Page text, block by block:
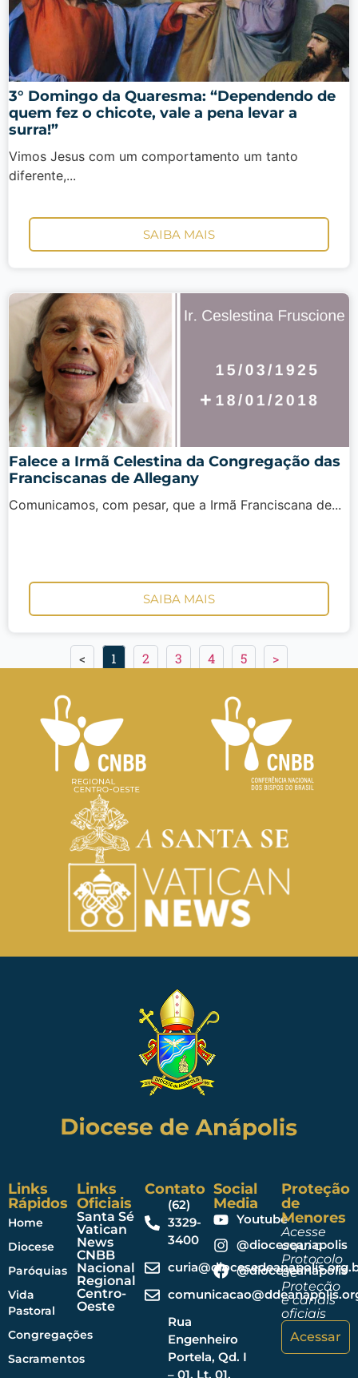
3° Domingo da Quaresma: “Dependendo de
quem fez o chicote, vale a pena levar a
surra!”
Vimos Jesus com um comportamento um tanto
diferente,...
SAIBA MAIS
Falece a Irmã Celestina da Congregação das
Franciscanas de Allegany
Comunicamos, com pesar, que a Irmã Franciscana de...
SAIBA MAIS
< 1 2 3 4 5 >
Links
Rápidos
Home
Diocese
Paróquias
Vida
Pastoral
Congregações
Sacramentos
Links
Oficiais
Santa Sé
Vatican
News
CNBB
Nacional
Regional
Centro-
Oeste
Contato
(62)
3329-
3400
Rua
Engenheiro
Portela, Qd. I
– 01, Lt. 01,
Social
Media
Youtube
@dioceseanapolis
@dioceseanapolis
Proteção
de
Menores
Acesse
aqui o
Protocolo
de
Proteção
e canais
oficiais
Acessar